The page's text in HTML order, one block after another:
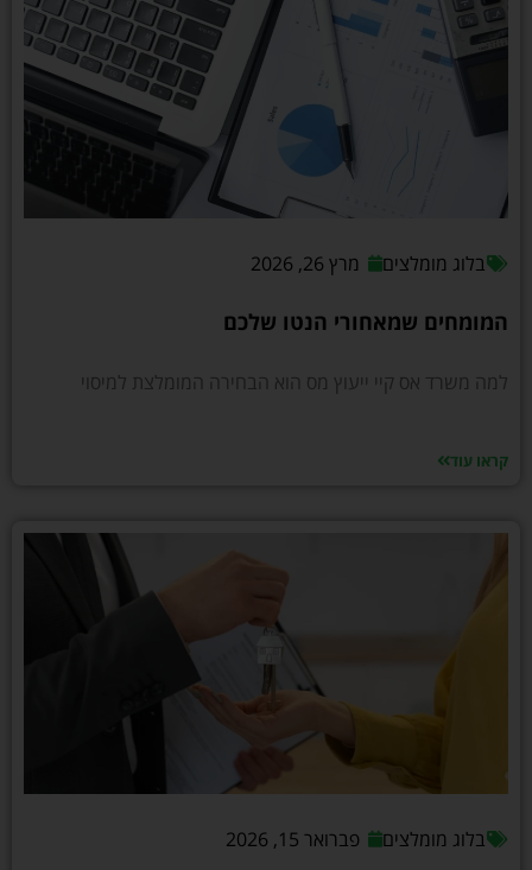
בלוג מומלצים מרץ 26, 2026
המומחים שמאחורי הנטו שלכם
למה משרד אס קיי ייעוץ מס הוא הבחירה המומלצת למיסוי
קראו עוד
בלוג מומלצים פברואר 15, 2026